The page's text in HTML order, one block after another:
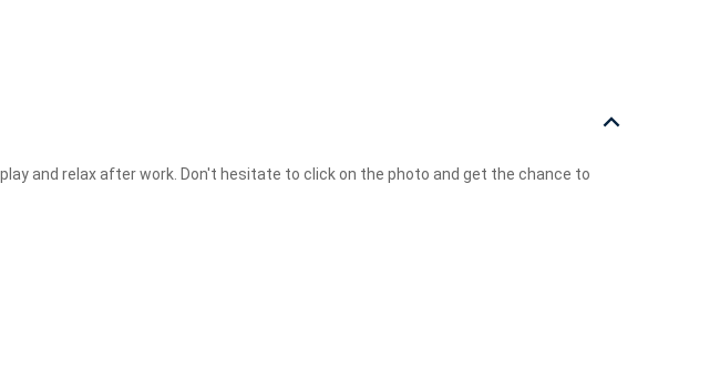
and relax after work. Don't hesitate to click on the photo and get the chance to